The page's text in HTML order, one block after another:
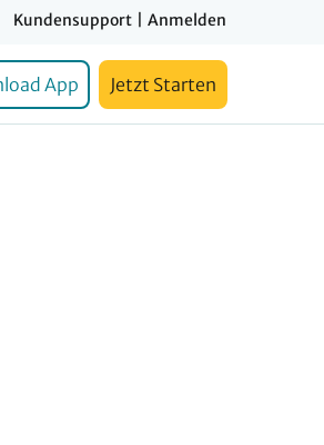
Kundensupport Anmelden
App Jetzt Starten